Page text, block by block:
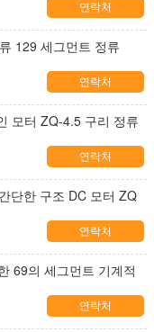
연락처
129 세그먼트 정류
연락처
모터 ZQ-4.5 구리 정류
연락처
단한 구조 DC 모터 ZQ
연락처
69의 세그먼트 기계적
연락처